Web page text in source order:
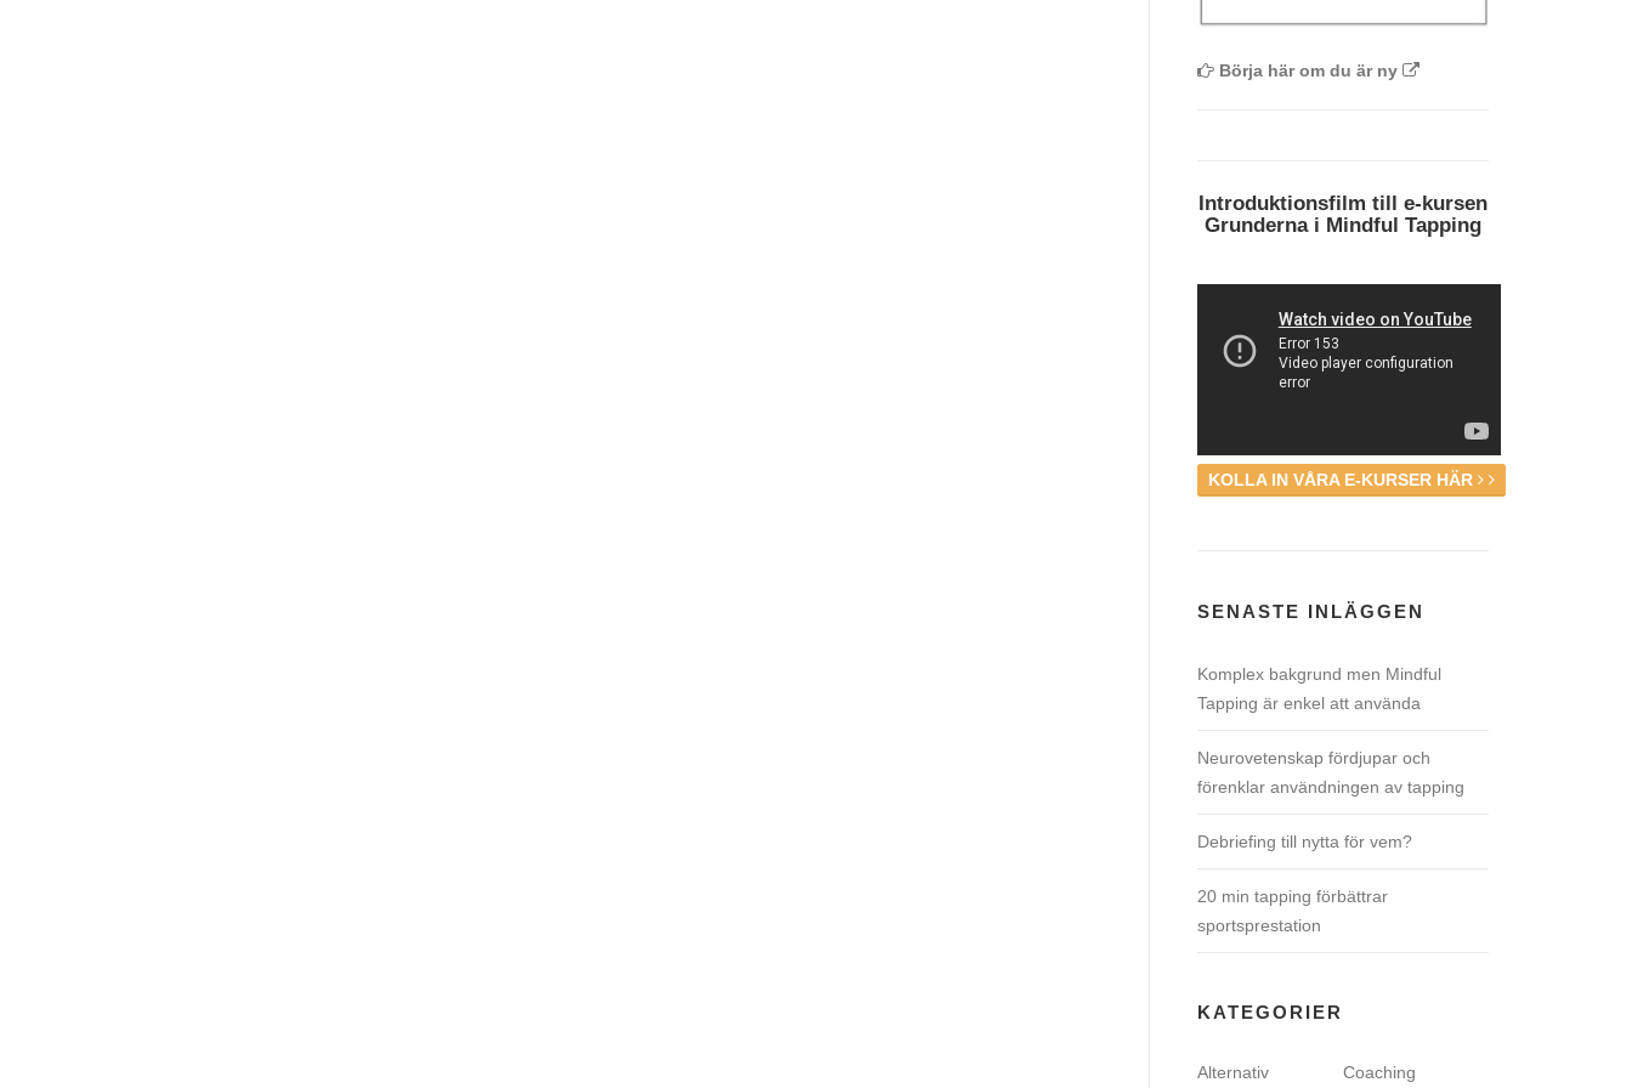
Börja här om du är ny
Introduktionsfilm till e-kursen
Grunderna i Mindful Tapping
KOLLA IN VÅRA E-KURSER HÄR
SENASTE INLÄGGEN
Komplex bakgrund men Mindful
Tapping är enkel att använda
Neurovetenskap fördjupar och
förenklar användningen av tapping
Debriefing till nytta för vem?
20 min tapping förbättrar
sportsprestation
KATEGORIER
Alternativ
Coaching